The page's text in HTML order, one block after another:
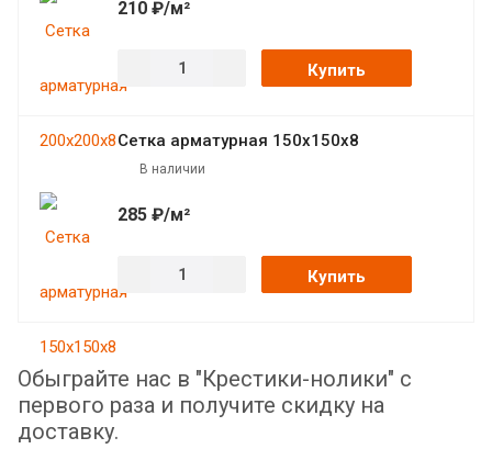
210 ₽/м²
Купить
Сетка арматурная 150х150х8
В наличии
285 ₽/м²
Купить
Обыграйте нас в "Крестики-нолики" с
первого раза и получите скидку на
доставку.